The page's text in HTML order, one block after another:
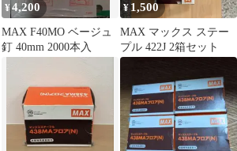
¥4,200
MAX F40MO ベージュ
釘 40mm 2000本入
¥1,500
MAX マックス ステー
プル 422J 2箱セット